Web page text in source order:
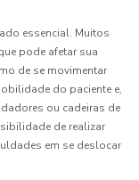
essencial. Muitos
pode afetar sua
de se movimentar
do paciente e,
ou cadeiras de
de realizar
em se deslocar